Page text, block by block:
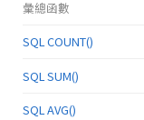
彙總函數
SQL COUNT()
SQL SUM()
SQL AVG()